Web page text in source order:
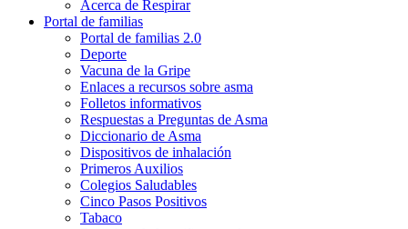
Acerca de Respirar
Portal de familias
Portal de familias 2.0
Deporte
Vacuna de la Gripe
Enlaces a recursos sobre asma
Folletos informativos
Respuestas a Preguntas de Asma
Diccionario de Asma
Dispositivos de inhalación
Primeros Auxilios
Colegios Saludables
Cinco Pasos Positivos
Tabaco